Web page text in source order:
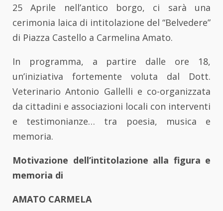
25 Aprile nell’antico borgo, ci sarà una
cerimonia laica di intitolazione del “Belvedere”
di Piazza Castello a Carmelina Amato.
In programma, a partire dalle ore 18,
un’iniziativa fortemente voluta dal Dott.
Veterinario Antonio Gallelli e co-organizzata
da cittadini e associazioni locali con interventi
e testimonianze… tra poesia, musica e
memoria.
Motivazione dell’intitolazione alla figura e
memoria di
AMATO CARMELA